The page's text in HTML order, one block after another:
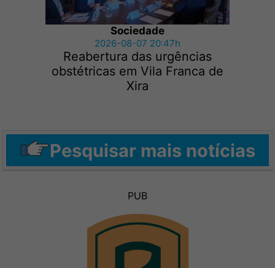
Sociedade
2026-08-07 20:47h
Reabertura das urgências
obstétricas em Vila Franca de
Xira
Pesquisar mais notícias
PUB